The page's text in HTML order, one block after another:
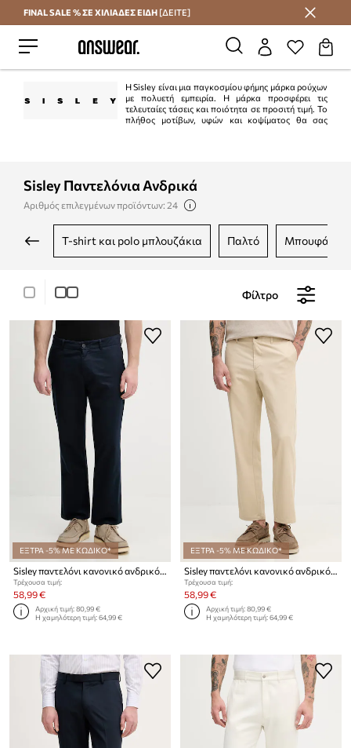
Εξοικονομήστε με το Answear Club
FINAL SALE % ΣΕ ΧΙΛΙΑΔΕΣ ΕΙΔΗ [ΔΕΙΤΕ]
Η Sisley είναι μια παγκοσμίου φήμης μάρκα ρούχων
με πολυετή εμπειρία. Η μάρκα προσφέρει τις
τελευταίες τάσεις και ποιότητα σε προσιτή τιμή. Το
πλήθος μοτίβων, υφών και κοψίματος θα σας
Sisley Παντελόνια Ανδρικά
Αριθμός επιλεγμένων προϊόντων: 24
t-shirt και polo μπλουζάκια παλτό μπουφάν
Φίλτρο
ΕΞΤΡΑ -5% ΜΕ ΚΩΔΙΚΟ*
Sisley παντελόνι κανονικό ανδρικό με βαμβάκι
Τρέχουσα τιμή:
58,99 €
Αρχική τιμή:80,99 €
Η χαμηλότερη τιμή:64,99 €
ΕΞΤΡΑ -5% ΜΕ ΚΩΔΙΚΟ*
Sisley παντελόνι κανονικό ανδρικό με βαμβάκι
Τρέχουσα τιμή:
58,99 €
Αρχική τιμή:80,99 €
Η χαμηλότερη τιμή:64,99 €